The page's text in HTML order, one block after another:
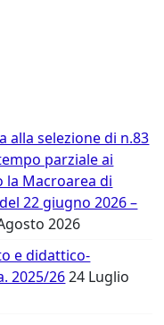
alla selezione di n.83
parziale ai
la Macroarea di
22 giugno 2026 –
2026
e didattico-
2025/26 24 Luglio